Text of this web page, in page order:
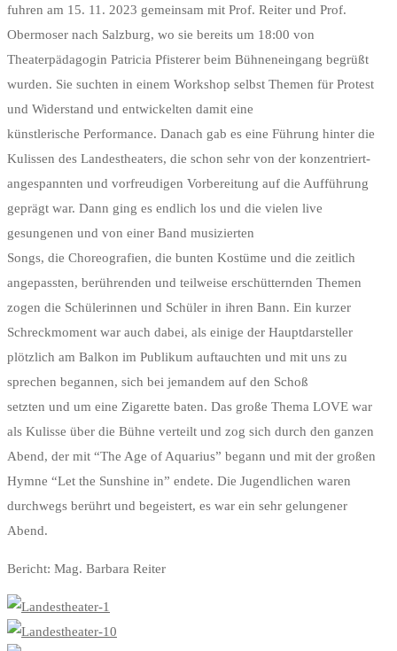
fuhren am 15. 11. 2023 gemeinsam mit Prof. Reiter und Prof.
Obermoser nach Salzburg, wo sie bereits um 18:00 von
Theaterpädagogin Patricia Pfisterer beim Bühneneingang begrüßt
wurden. Sie suchten in einem Workshop selbst Themen für Protest
und Widerstand und entwickelten damit eine
künstlerische Performance. Danach gab es eine Führung hinter die
Kulissen des Landestheaters, die schon sehr von der konzentriert-
angespannten und vorfreudigen Vorbereitung auf die Aufführung
geprägt war. Dann ging es endlich los und die vielen live
gesungenen und von einer Band musizierten
Songs, die Choreografien, die bunten Kostüme und die zeitlich
angepassten, berührenden und teilweise erschütternden Themen
zogen die Schülerinnen und Schüler in ihren Bann. Ein kurzer
Schreckmoment war auch dabei, als einige der Hauptdarsteller
plötzlich am Balkon im Publikum auftauchten und mit uns zu
sprechen begannen, sich bei jemandem auf den Schoß
setzten und um eine Zigarette baten. Das große Thema LOVE war
als Kulisse über die Bühne verteilt und zog sich durch den ganzen
Abend, der mit “The Age of Aquarius” begann und mit der großen
Hymne “Let the Sunshine in” endete. Die Jugendlichen waren
durchwegs berührt und begeistert, es war ein sehr gelungener
Abend.
Bericht: Mag. Barbara Reiter